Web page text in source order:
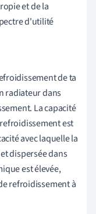
et de la
d'utilité
de ta
radiateur dans
La capacité
est
avec laquelle la
dispersée dans
est élevée,
refroidissement à